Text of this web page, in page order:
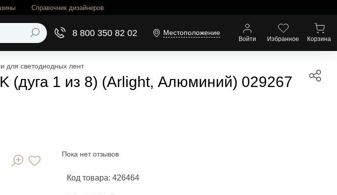
Справочник дизайнеров
Местоположение
8 800 350 82 02
Избранное Корзина
Войти
светодиодных лент
(дуга 1 из 8) (Arlight, Алюминий) 029267
Пока нет отзывов
Код товара: 426464